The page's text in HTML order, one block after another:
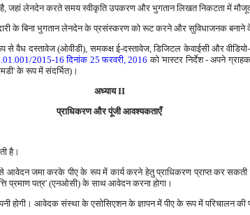
है, जहां लेनदेन करते समय स्वीकृति उपकरण और भुगतान लिखत निकटता में मौजूद
के बिना भुगतान लेनदेन के प्रसंस्करण को रूट करने और सुविधाजनक बनाने के
वैध दस्तावेज (ओवीडी), समकक्ष ई-दस्तावेज, डिजिटल केवाईसी और
2015-16 दिनांक 25 फरवरी, 2016 को 'मास्टर निर्देश - अपने
के रूप में संदर्भित)।
अध्याय II
प्राधिकरण और पूंजी आवश्यकताएँ
है।
जमा करके पीए के रूप में कार्य करने हेतु प्राधिकरण प्राप्त कर सकती है।
प्रमाण पत्र' (एनओसी) के साथ आवेदन करना होगा।
आवेदक संस्था के एसोसिएशन के ज्ञापन में पीए के रूप में परिचालन की